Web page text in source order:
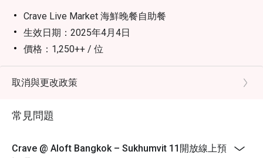
Crave Live Market 海鮮晚餐自助餐
生效日期：2025年4月4日
價格：1,250++ / 位
營業時間：逢星期五至星期六
時間：18:00 – 22:00
新鮮即開及冰鎮海鮮，為您帶來極致享受
綠咖哩、紅咖哩、黃咖哩、巴南咖哩
取消與更改政策
常見問題
Crave @ Aloft Bangkok – Sukhumvit 11開放線上預